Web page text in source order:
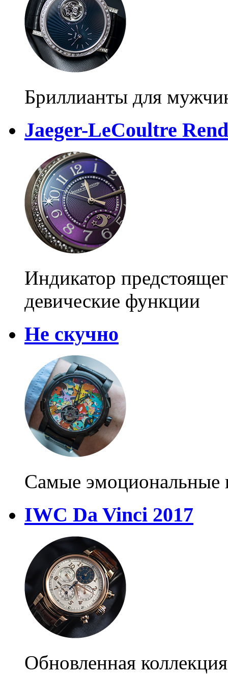
Бриллианты для
Jaeger-LeCoultre
Индикатор
девические функции
Не скучно
Самые эмоциональные
IWC Da Vinci 2017
Обновленная